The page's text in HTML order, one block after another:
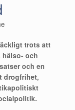
trots att
hälso- och
och en
drogfrihet,